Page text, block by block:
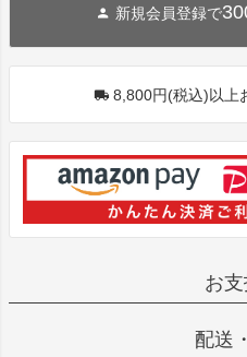
新規会員登録で
8,800円(税込)以上
お
配送